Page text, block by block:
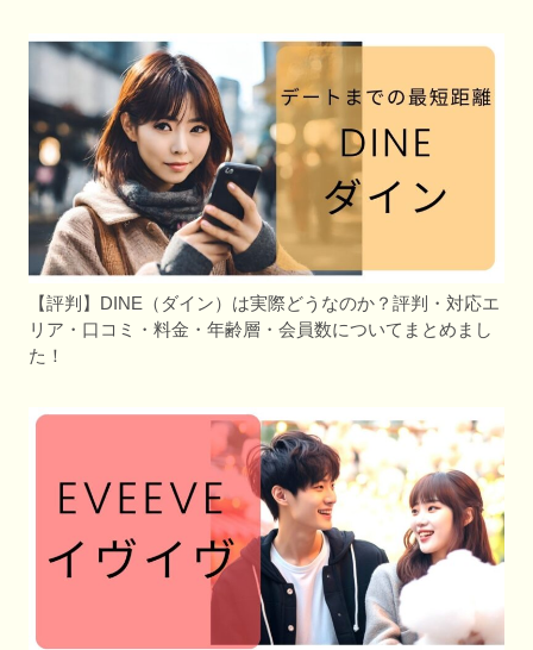
【評判】DINE（ダイン）は実際どうなのか？評判・対応エ
リア・口コミ・料金・年齢層・会員数についてまとめまし
た！